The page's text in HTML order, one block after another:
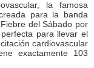
la famosa
para la banda
del Sábado por
para llevar el
cardiovascular
exactamente 103